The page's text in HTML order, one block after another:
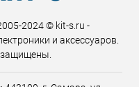
2024 © kit-s.ru -
и аксессуаров.
защищены.